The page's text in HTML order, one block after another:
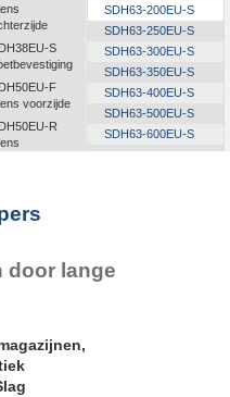
S
F
voorzijde
R
F
R
SDH63-200EU-S
SDH63-250EU-S
SDH63-300EU-S
SDH63-350EU-S
SDH63-400EU-S
SDH63-500EU-S
SDH63-600EU-S
SDH63-700EU-S
door lange